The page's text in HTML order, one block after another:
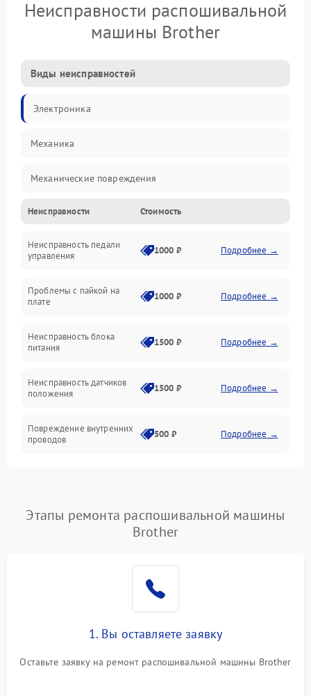
Неисправности распошивальной
машины Brother
Виды неисправностей
Электроника
Механика
Механические повреждения
Электроника/Механические
Неисправности Стоимость
Неисправность педали
управления
1000 ₽ Подробнее →
Проблемы с пайкой на
плате
1000 ₽ Подробнее →
Неисправность блока
питания
1500 ₽ Подробнее →
Неисправность датчиков
положения
1500 ₽ Подробнее →
Повреждение внутренних
проводов
500 ₽ Подробнее →
Этапы ремонта распошивальной машины
Brother
1. Вы оставляете заявку
Оставьте заявку на ремонт распошивальной машины Brother